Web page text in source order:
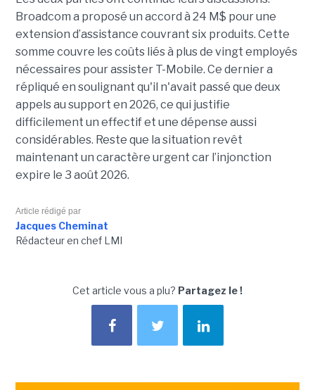
Broadcom a proposé un accord à 24 M$ pour une
extension d’assistance couvrant six produits. Cette
somme couvre les coûts liés à plus de vingt employés
nécessaires pour assister T-Mobile. Ce dernier a
répliqué en soulignant qu'il n'avait passé que deux
appels au support en 2026, ce qui justifie
difficilement un effectif et une dépense aussi
considérables. Reste que la situation revêt
maintenant un caractère urgent car l’injonction
expire le 3 août 2026.
Article rédigé par
Jacques Cheminat
Rédacteur en chef LMI
Cet article vous a plu? Partagez le !